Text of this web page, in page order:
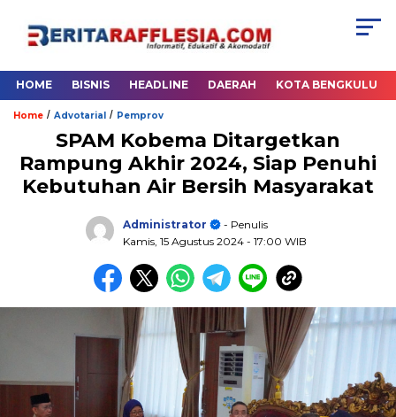
HOME BISNIS HEADLINE DAERAH KOTA BENGKULU
Home / Advotarial / Pemprov
SPAM Kobema Ditargetkan
Rampung Akhir 2024, Siap Penuhi
Kebutuhan Air Bersih Masyarakat
Administrator
- Penulis
Kamis, 15 Agustus 2024 - 17:00 WIB